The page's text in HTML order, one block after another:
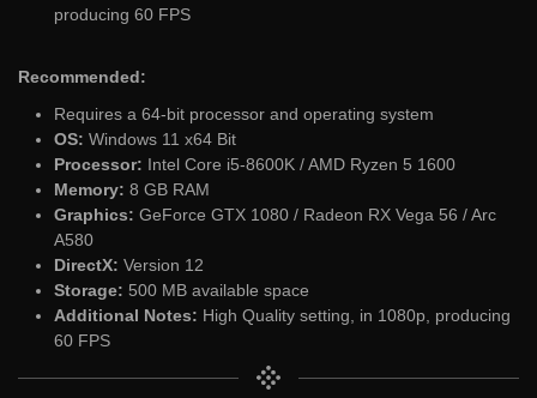
producing 60 FPS
Recommended:
Requires a 64-bit processor and operating system
OS: Windows 11 x64 Bit
Processor: Intel Core i5-8600K / AMD Ryzen 5 1600
Memory: 8 GB RAM
Graphics: GeForce GTX 1080 / Radeon RX Vega 56 / Arc
A580
DirectX: Version 12
Storage: 500 MB available space
Additional Notes: High Quality setting, in 1080p, producing
60 FPS